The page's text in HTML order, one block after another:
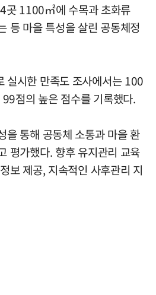
곳 1100㎡에 수목과 초화류
등 마을 특성을 살린 공동체정
실시한 만족도 조사에서는 100
점의 높은 점수를 기록했다.
을 통해 공동체 소통과 마을 환
평가했다. 향후 유지관리 교육
보 제공, 지속적인 사후관리 지